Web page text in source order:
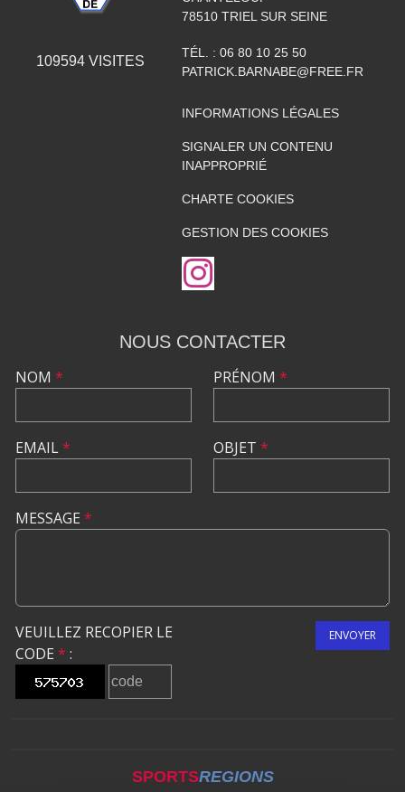
109594 VISITES
78510 TRIEL SUR SEINE
TÉL. : 06 80 10 25 50
PATRICK.BARNABE@FREE.FR
INFORMATIONS LÉGALES
SIGNALER UN CONTENU
INAPPROPRIÉ
CHARTE COOKIES
GESTION DES COOKIES
NOUS CONTACTER
NOM *
EMAIL*
PRÉNOM *
OBJET *
MESSAGE *
VEUILLEZ RECOPIER LE
CODE * :
ENVOYER
SPORTSREGIONS